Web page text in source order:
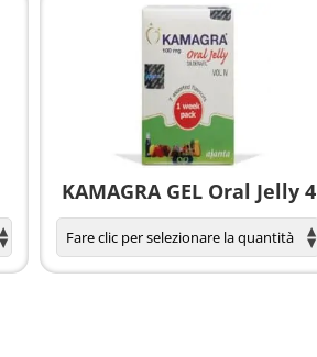
KAMAGRA GEL Oral Jelly 4